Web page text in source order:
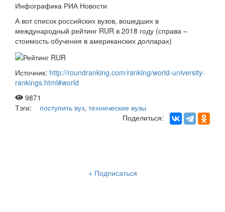
Инфографика РИА Новости
А вот список российских вузов, вошедших в
международный рейтинг RUR в 2018 году (справа –
стоимость обучения в американских долларах)
Источник: http://roundranking.com/ranking/world-university-
rankings.html#world
9871
Тэги:
поступить вуз, технические вузы
Поделиться:
+ Подписаться